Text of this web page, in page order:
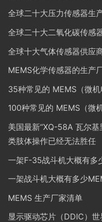
全球二十大压力传感器生
全球二十大二氧化碳传感
全球十大气体传感器供应
MEMS化学传感器的生产
35种常见的 MEMS（微
100种常见的 MEMS（微
美国最新“XQ-58A 瓦尔基
类肢体操作已经无法胜任
一架F-35战斗机大概有多
一架战斗机大概有多少
MEMS 生产厂家清单
显示驱动芯片（DDIC）